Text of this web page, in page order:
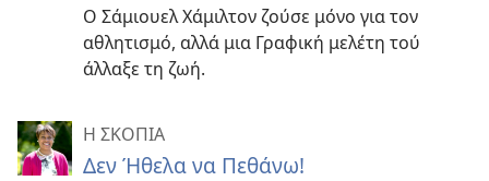
Ο Σάμιουελ Χάμιλτον ζούσε μόνο για τον
αθλητισμό, αλλά μια Γραφική μελέτη τού
άλλαξε τη ζωή.
Η ΣΚΟΠΙΑ
Δεν Ήθελα να Πεθάνω!